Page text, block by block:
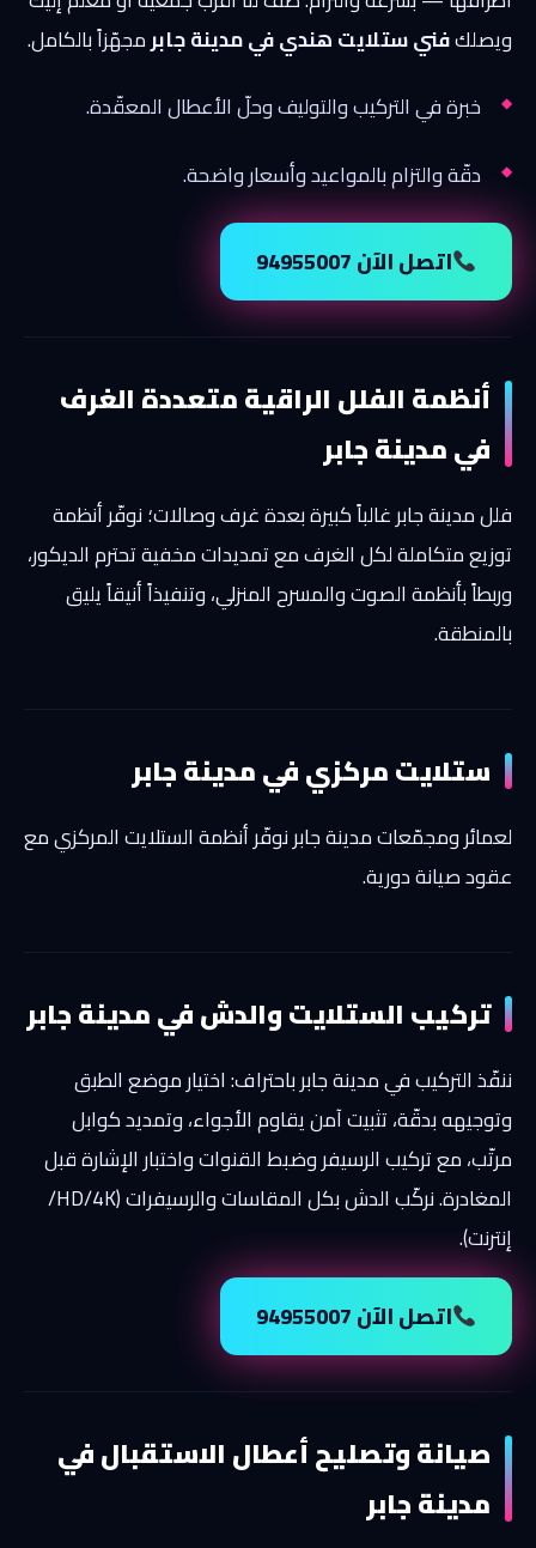
ويصلكفني ستلايت هندي في مدينة جابرمجهّزاً بالكامل.
خبرة في التركيب والتوليف وحلّ الأعطال المعقّدة.
دقّة والتزام بالمواعيد وأسعار واضحة.
اتصل الآن 94955007
أنظمة الفلل الراقية متعددة الغرف
في مدينة جابر
فلل مدينة جابر غالباً كبيرة بعدة غرف وصالات؛ نوفّر أنظمة
توزيع متكاملة لكل الغرف مع تمديدات مخفية تحترم الديكور،
وربطاً بأنظمة الصوت والمسرح المنزلي، وتنفيذاً أنيقاً يليق
بالمنطقة.
ستلايت مركزي في مدينة جابر
لعمائر ومجمّعات مدينة جابر نوفّر أنظمة الستلايت المركزي مع
عقود صيانة دورية.
تركيب الستلايت والدش في مدينة جابر
ننفّذ التركيب في مدينة جابر باحتراف: اختيار موضع الطبق
وتوجيهه بدقّة، تثبيت آمن يقاوم الأجواء، وتمديد كوابل
مرتّب، مع تركيب الرسيفر وضبط القنوات واختبار الإشارة قبل
المغادرة. نركّب الدش بكل المقاسات والرسيفرات (HD/4K/
إنترنت).
اتصل الآن 94955007
صيانة وتصليح أعطال الاستقبال في
مدينة جابر